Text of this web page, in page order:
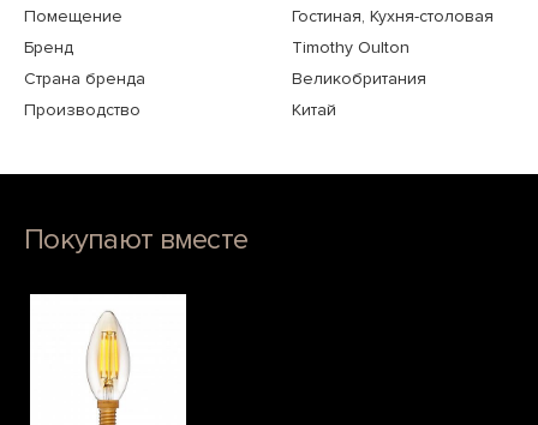
Помещение
Гостиная, Кухня-столовая
Бренд
Timothy Oulton
Страна бренда
Великобритания
Производство
Китай
Покупают вместе